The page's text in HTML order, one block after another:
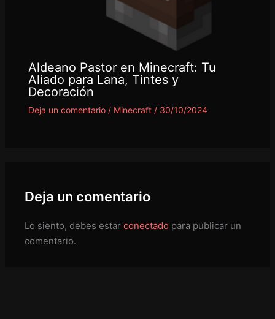
Aldeano Pastor en Minecraft: Tu
Aliado para Lana, Tintes y
Decoración
Deja un comentario / Minecraft/ 30/10/2024
Deja un comentario
Lo siento, debes estarconectado para publicar un
comentario.